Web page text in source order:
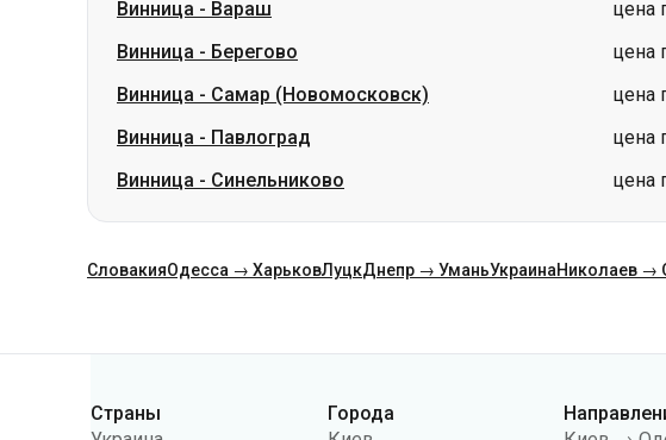
Винница-Павлоград
цена
Винница-Синельниково цена
СловакияОдесса → Харьков Николаев →
Категории
Германия
Чехия
Днепр
Львов
Варшава →
Днепр →